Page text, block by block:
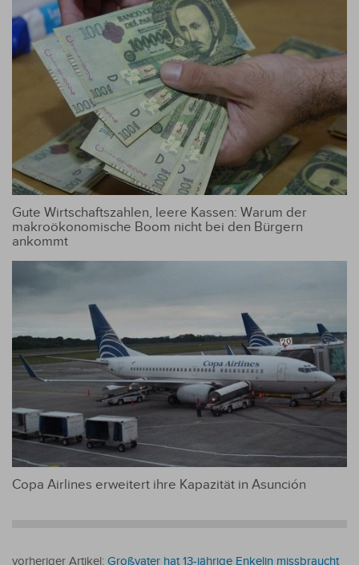
Gute Wirtschaftszahlen, leere Kassen: Warum der
makroökonomische Boom nicht bei den Bürgern
ankommt
Copa Airlines erweitert ihre Kapazität in Asunción
vorheriger Artikel: Großvater hat 13-jährige Enkelin missbraucht